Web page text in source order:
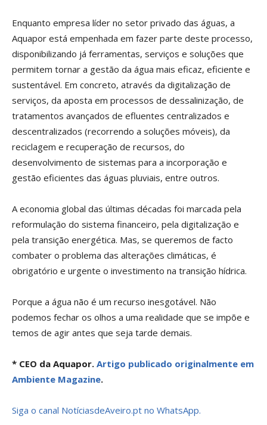
Enquanto empresa líder no setor privado das águas, a
Aquapor está empenhada em fazer parte deste processo,
disponibilizando já ferramentas, serviços e soluções que
permitem tornar a gestão da água mais eficaz, eficiente e
sustentável. Em concreto, através da digitalização de
serviços, da aposta em processos de dessalinização, de
tratamentos avançados de efluentes centralizados e
descentralizados (recorrendo a soluções móveis), da
reciclagem e recuperação de recursos, do
desenvolvimento de sistemas para a incorporação e
gestão eficientes das águas pluviais, entre outros.
A economia global das últimas décadas foi marcada pela
reformulação do sistema financeiro, pela digitalização e
pela transição energética. Mas, se queremos de facto
combater o problema das alterações climáticas, é
obrigatório e urgente o investimento na transição hídrica.
Porque a água não é um recurso inesgotável. Não
podemos fechar os olhos a uma realidade que se impõe e
temos de agir antes que seja tarde demais.
* CEO da Aquapor. Artigo publicado originalmente em
Ambiente Magazine.
Siga o canal NotíciasdeAveiro.pt no WhatsApp.